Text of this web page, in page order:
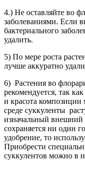
4.) Не оставляйте во
заболеваниями. Если
бактериального
удалить.
5) По мере роста
лучше аккуратно
6) Растения во
рекомендуется, так
и красота композиции
среде суккуленты
изначальный внешний
сохраняется ни один
удобрение, то
Приобрести
суккулентов можно в